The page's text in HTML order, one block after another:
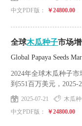
中文PDF版：
￥24800.00
全球木瓜种子市场
Global Papaya Seeds
2024年全球木瓜种子
到551百万美元，2025-
2025-07-21
木瓜
中文PDF版：
￥24800.00